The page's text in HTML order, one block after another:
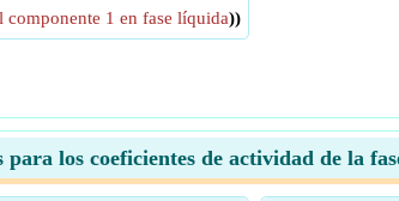
componente 1 en fase líquida))
para los coeficientes de actividad de la